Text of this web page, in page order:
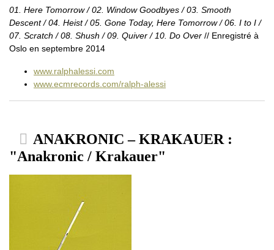
01. Here Tomorrow / 02. Window Goodbyes / 03. Smooth
Descent / 04. Heist / 05. Gone Today, Here Tomorrow / 06. I to I /
07. Scratch / 08. Shush / 09. Quiver / 10. Do Over // Enregistré à
Oslo en septembre 2014
www.ralphalessi.com
www.ecmrecords.com/ralph-alessi
ANAKRONIC – KRAKAUER :
"Anakronic / Krakauer"